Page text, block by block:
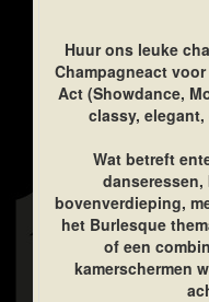
Huur ons leuke
Champagneact
Act (Showdance,
classy,
Wat betreft
bovenverdieping,
het Burlesque
of een
kamerschermen